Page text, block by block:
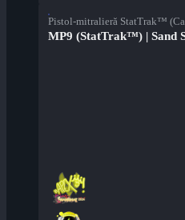
Pistol-mitralieră StatTrak™
MP9 (StatTrak™) | Sand